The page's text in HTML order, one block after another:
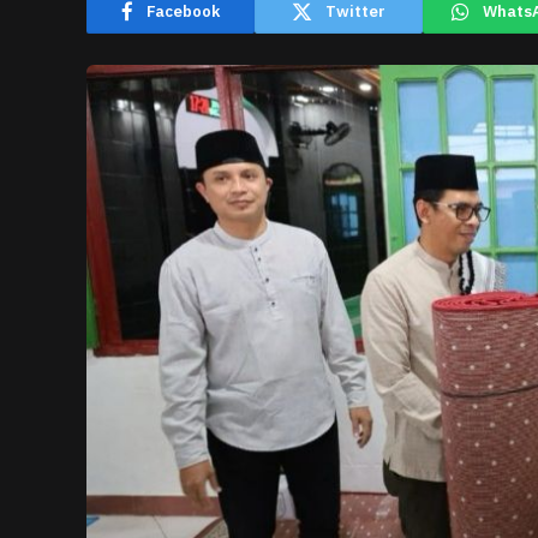
Facebook Twitter